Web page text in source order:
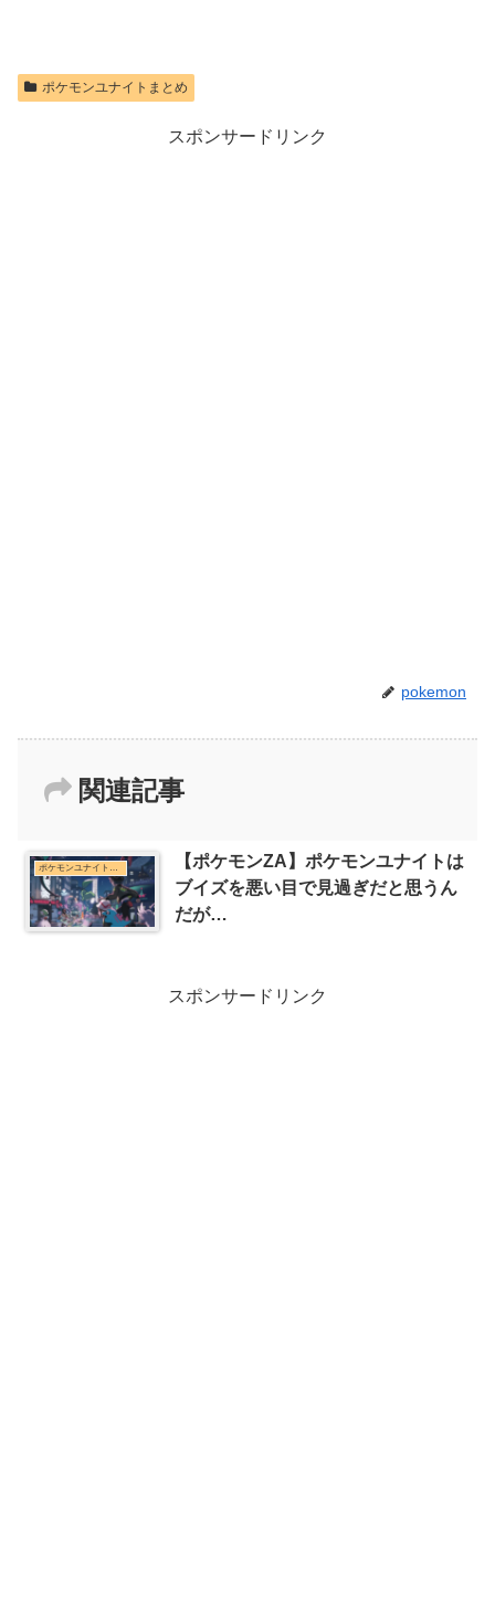
ポケモンユナイトまとめ
スポンサードリンク
pokemon
関連記事
ポケモンユナイトまとめ
【ポケモンZA】ポケモンユナイトは
ブイズを悪い目で見過ぎだと思うん
だが…
スポンサードリンク